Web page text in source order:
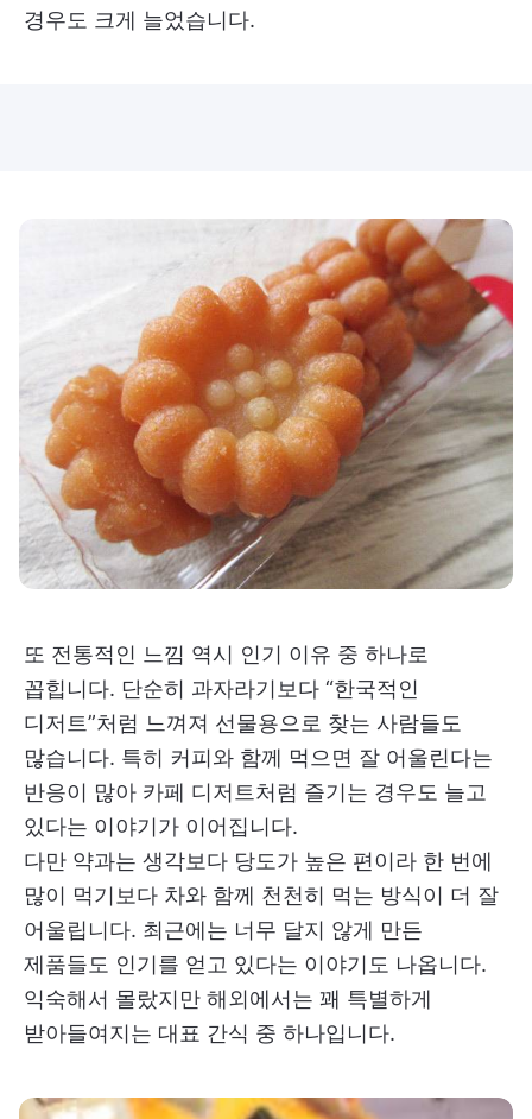
경우도 크게 늘었습니다.
또 전통적인 느낌 역시 인기 이유 중 하나로
꼽힙니다. 단순히 과자라기보다 “한국적인
디저트”처럼 느껴져 선물용으로 찾는 사람들도
많습니다. 특히 커피와 함께 먹으면 잘 어울린다는
반응이 많아 카페 디저트처럼 즐기는 경우도 늘고
있다는 이야기가 이어집니다.
다만 약과는 생각보다 당도가 높은 편이라 한 번에
많이 먹기보다 차와 함께 천천히 먹는 방식이 더 잘
어울립니다. 최근에는 너무 달지 않게 만든
제품들도 인기를 얻고 있다는 이야기도 나옵니다.
익숙해서 몰랐지만 해외에서는 꽤 특별하게
받아들여지는 대표 간식 중 하나입니다.